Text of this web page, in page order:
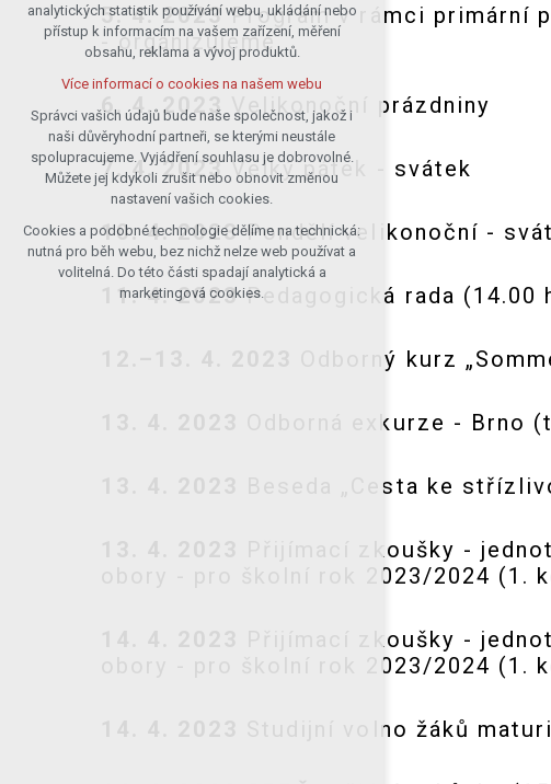
5. 4. 2023Program v rámci primární
- organizujeme
6. 4. 2023 Velikonoční prázdniny
7. 4. 2023Velký pátek - svátek
10. 4. 2023Pondělí velikonoční -
11. 4. 2023Pedagogická rada (14.00
Odborný kurz
Odborná exkurze - Brno
Beseda „Cesta ke
Přijímací zkoušky -
obory - pro školní rok 2023/2024 (1.
Přijímací zkoušky -
obory - pro školní rok 2023/2024 (1.
Studijní volno žáků
udržení kontextu stránek (session):
případná přihlášení, volby jazyka, apod.
Volitelná cookies
analytická pro anonymizované
vyhodnocení návštěvnosti
marketingová cookies (Google)
Více informací o cookies na našem webu
Přijmout všechny cookies
Odmítnout vše
analytických statistik používání webu, ukládání nebo
přístup k informacím na vašem zařízení, měření
obsahu, reklama a vývoj produktů.
Více informací o cookies na našem webu
Správci vašich údajů bude naše společnost, jakož i
naši důvěryhodní partneři, se kterými neustále
spolupracujeme. Vyjádření souhlasu je dobrovolné.
Můžete jej kdykoli zrušit nebo obnovit změnou
nastavení vašich cookies.
Cookies a podobné technologie dělíme na technická:
nutná pro běh webu, bez nichž nelze web používat a
volitelná. Do této části spadají analytická a
marketingová cookies.